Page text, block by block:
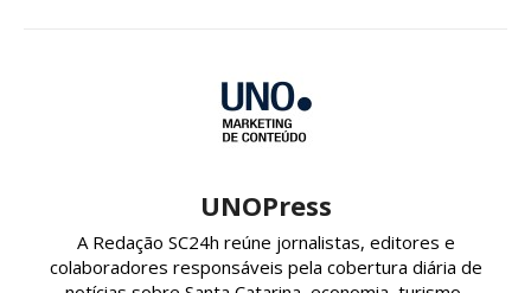
UNOPress
A Redação SC24h reúne jornalistas, editores e
colaboradores responsáveis pela cobertura diária de